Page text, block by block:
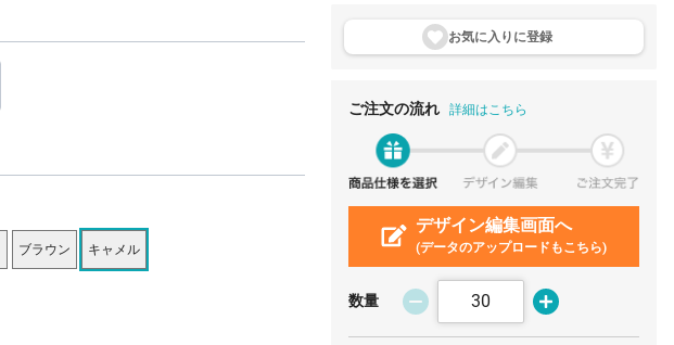
ブラウン キャメル
お気に入りに登録
ご注文の流れ 詳細はこちら
デザイン編集画面へ
(データのアップロードもこちら)
数量